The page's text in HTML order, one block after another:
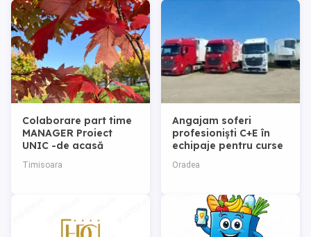
Colaborare part time
MANAGER Proiect
UNIC -de acasă
TIMIS Franciza
Timisoara
Angajam soferi
profesioniști C+E în
echipaje pentru curse
tur retur pe frigofice
Oradea